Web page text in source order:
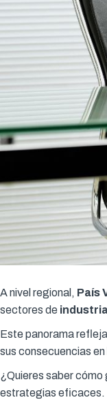
A nivel regional, País
sectores de
Este panorama
sus consecuencias
¿Quieres saber
estrategias eficaces.